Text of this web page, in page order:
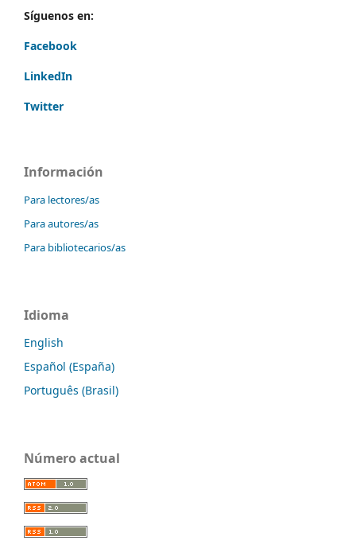
Síguenos en:
Facebook
LinkedIn
Twitter
Información
Para lectores/as
Para autores/as
Para bibliotecarios/as
Idioma
English
Español (España)
Português (Brasil)
Número actual